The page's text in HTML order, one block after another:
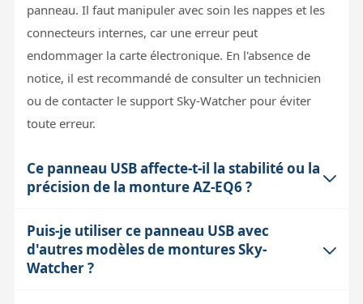
panneau. Il faut manipuler avec soin les nappes et les
connecteurs internes, car une erreur peut
endommager la carte électronique. En l'absence de
notice, il est recommandé de consulter un technicien
ou de contacter le support Sky-Watcher pour éviter
toute erreur.
Ce panneau USB affecte-t-il la stabilité ou la
précision de la monture AZ-EQ6 ?
Non, ce panneau USB est une interface physique pour
la communication entre la monture et un ordinateur. Il
ne modifie pas la motorisation ni le système de suivi.
Puis-je utiliser ce panneau USB avec
d'autres modèles de montures Sky-
Watcher ?